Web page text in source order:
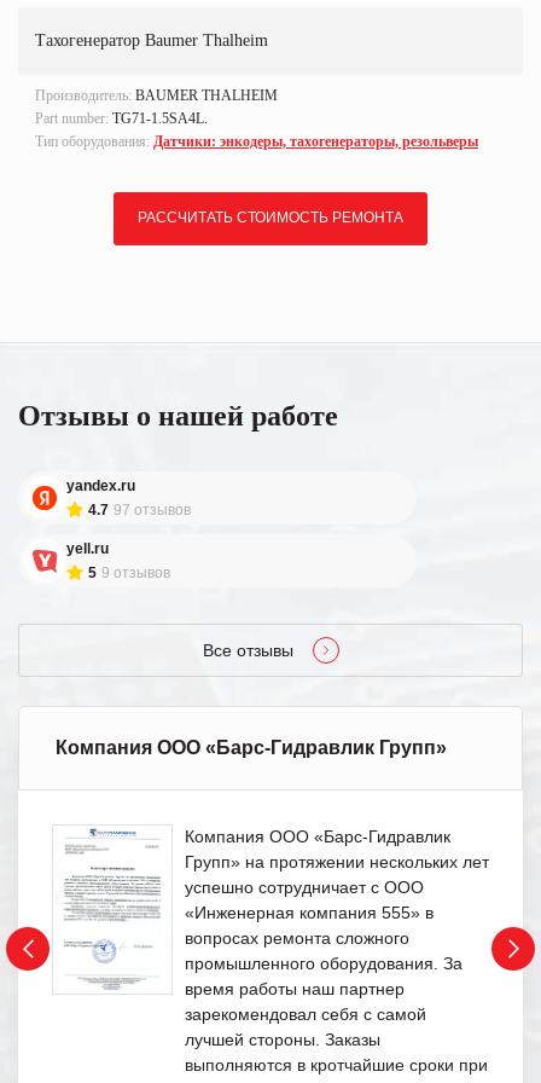
Тахогенератор Baumer Thalheim
Производитель: BAUMER THALHEIM
Part number: TG71-1.5SA4L.
Тип оборудования: Датчики: энкодеры, тахогенераторы, резольверы
РАССЧИТАТЬ СТОИМОСТЬ РЕМОНТА
Отзывы о нашей работе
yandex.ru
4.7 97 отзывов
yell.ru
5 9 отзывов
Все отзывы
Компания ООО «Барс-Гидравлик Групп»
Компания ООО «Барс-Гидравлик
Групп» на протяжении нескольких лет
успешно сотрудничает с ООО
«Инженерная компания 555» в
вопросах ремонта сложного
промышленного оборудования. За
время работы наш партнер
зарекомендовал себя с самой
лучшей стороны. Заказы
выполняются в кротчайшие сроки при